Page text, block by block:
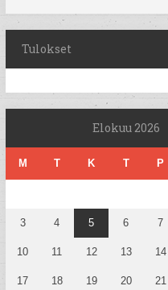
Tulokset
Elokuu 2026
M T K T P
3 4 5 6 7
10 11 12 13 14
17 18 19 20 21